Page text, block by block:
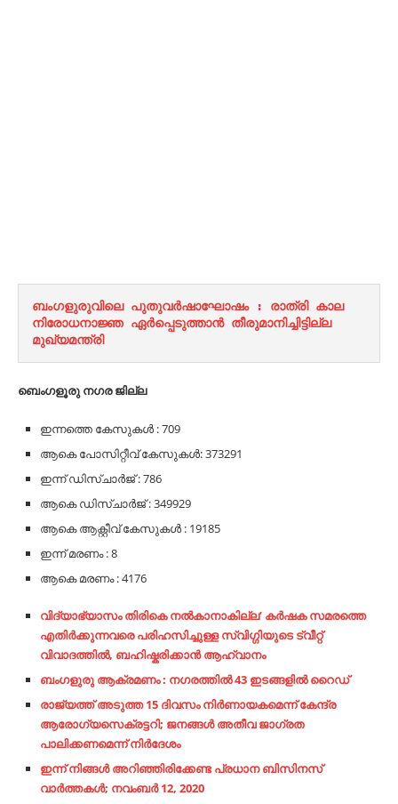
ബംഗളുരുവിലെ പുതുവർഷാഘോഷം : രാത്രി കാല
നിരോധനാജ്ഞ ഏർപ്പെടുത്താൻ തീരുമാനിച്ചിട്ടില്ല
മുഖ്യമന്ത്രി
ബെംഗളൂരു നഗര ജില്ല
ഇന്നത്തെ കേസുകള്‍ : 709
ആകെ പോസിറ്റീവ് കേസുകൾ: 373291
ഇന്ന് ഡിസ്ചാര്‍ജ് : 786
ആകെ ഡിസ്ചാര്‍ജ് : 349929
ആകെ ആക്റ്റീവ് കേസുകള്‍ : 19185
ഇന്ന് മരണം : 8
ആകെ മരണം : 4176
വിദ്യാഭ്യാസം തിരികെ നല്‍കാനാകില്ല’ കര്‍ഷക സമരത്തെ
എതിര്‍ക്കുന്നവരെ പരിഹസിച്ചുള്ള സ്വിഗ്ഗിയുടെ ട്വീറ്റ്
വിവാദത്തില്‍, ബഹിഷ്കരിക്കാന്‍ ആഹ്വാനം
ബംഗളുരു ആക്രമണം : നഗരത്തിൽ 43 ഇടങ്ങളിൽ റൈഡ്
രാജ്യത്ത് അടുത്ത 15 ദിവസം നിര്‍ണായകമെന്ന് കേന്ദ്ര
ആരോഗ്യസെക്രട്ടറി; ജനങ്ങള്‍ അതീവ ജാഗ്രത
പാലിക്കണമെന്ന് നിര്‍ദേശം
ഇന്ന് നിങ്ങള്‍ അറിഞ്ഞിരിക്കേണ്ട പ്രധാന ബിസിനസ്
വാര്‍ത്തകള്‍; നവംബര്‍ 12, 2020